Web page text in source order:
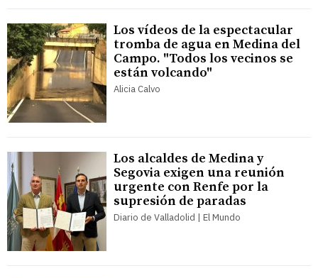
Los vídeos de la espectacular
tromba de agua en Medina del
Campo. "Todos los vecinos se
están volcando"
Alicia Calvo
Los alcaldes de Medina y
Segovia exigen una reunión
urgente con Renfe por la
supresión de paradas
Diario de Valladolid | El Mundo